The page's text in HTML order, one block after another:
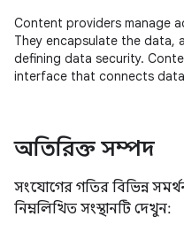
Content providers manage
They encapsulate the data,
defining data security.
interface that connects data
অতিরিক্ত সম্পদ
সংযোগের গতির বিভিন্ন
নিম্নলিখিত সংস্থানটি দেখুন: